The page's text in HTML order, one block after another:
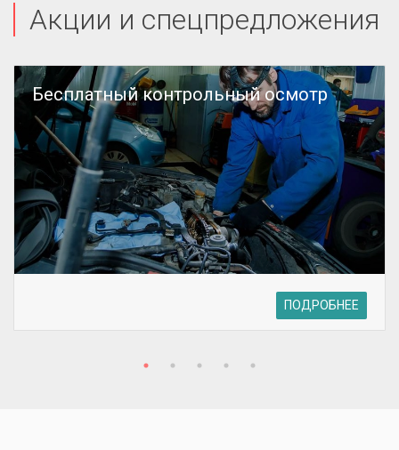
Акции и спецпредложения
Бесплатный контрольный осмотр
ПОДРОБНЕЕ